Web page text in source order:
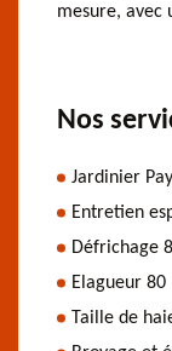
mesure, avec
Nos
Jardinier
Entretien
Défrichage
Elagueur 80
Taille de